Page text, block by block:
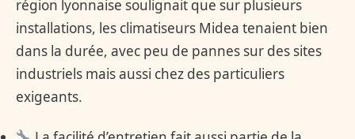
région lyonnaise soulignait que sur plusieurs
installations, les climatiseurs Midea tenaient bien
dans la durée, avec peu de pannes sur des sites
industriels mais aussi chez des particuliers
exigeants.